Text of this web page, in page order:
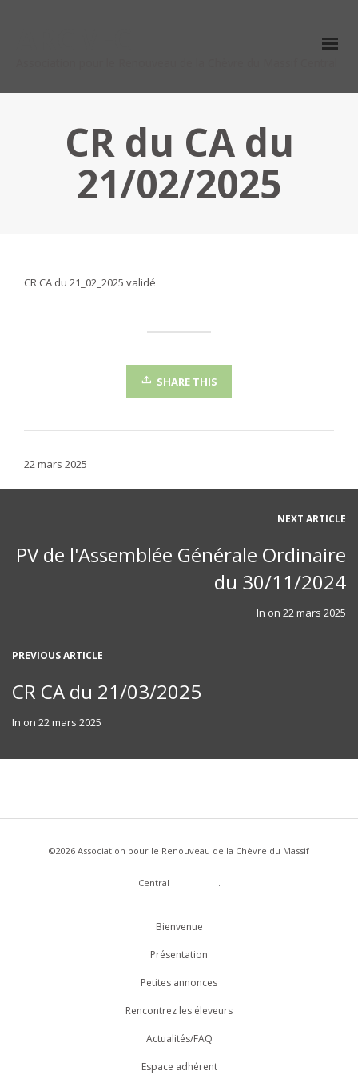
CR du CA du
21/02/2025
CR CA du 21_02_2025 validé
SHARE THIS
22 mars 2025
NEXT ARTICLE
PV de l'Assemblée Générale Ordinaire
du 30/11/2024
In on 22 mars 2025
PREVIOUS ARTICLE
CR CA du 21/03/2025
In on 22 mars 2025
©2026 Association pour le Renouveau de la Chèvre du Massif
Central .
Bienvenue
Présentation
Petites annonces
Rencontrez les éleveurs
Actualités/FAQ
Espace adhérent